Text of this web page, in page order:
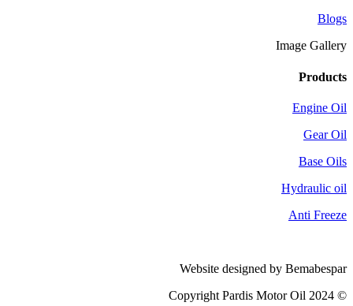
Blogs
Image Gallery
Products
Engine Oil
Gear Oil
Base Oils
Hydraulic oil
Anti Freeze
Website designed by Bemabespar
© 2024 Copyright Pardis Motor Oil